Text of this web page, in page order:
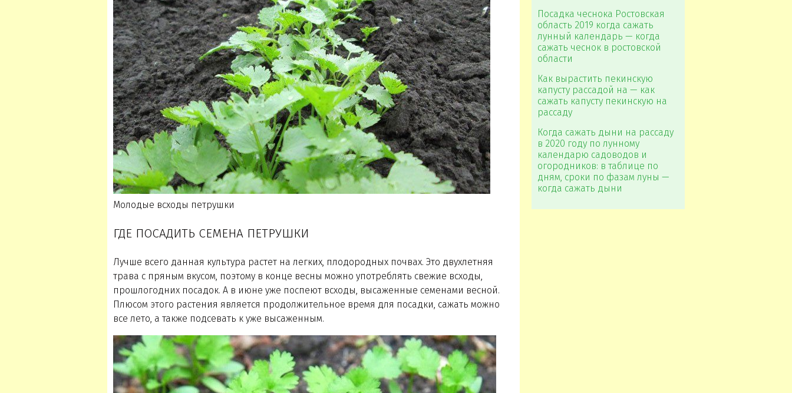
Молодые всходы петрушки
ГДЕ ПОСАДИТЬ СЕМЕНА ПЕТРУШКИ
Лучше всего данная культура растет на легких, плодородных почвах. Это двухлетняя
трава с пряным вкусом, поэтому в конце весны можно употреблять свежие всходы,
прошлогодних посадок. А в июне уже поспеют всходы, высаженные семенами весной.
Плюсом этого растения является продолжительное время для посадки, сажать можно
все лето, а также подсевать к уже высаженным.
Посадка чеснока Ростовская
область 2019 когда сажать
лунный календарь — когда
сажать чеснок в ростовской
области
Как вырастить пекинскую
капусту рассадой на — как
сажать капусту пекинскую на
рассаду
Когда сажать дыни на рассаду
в 2020 году по лунному
календарю садоводов и
огородников: в таблице по
дням, сроки по фазам луны —
когда сажать дыни